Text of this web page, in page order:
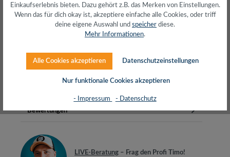
BiegeradiusGeeignet für 10-Gi…
Bewertungen
LIVE-Beratung – Frag den Profi Timo!
Einkaufserlebnis bieten. Dazu gehört z.B. das Merken von Einstellungen.
Wenn das für dich okay ist, akzeptiere einfache alle Cookies, oder triff
deine eigene Auswahl und speicher diese.
Mehr Informationen.
Alle Cookies akzeptieren Datenschutzeinstellungen
Nur funktionale Cookies akzeptieren
- Impressum - Datenschutz